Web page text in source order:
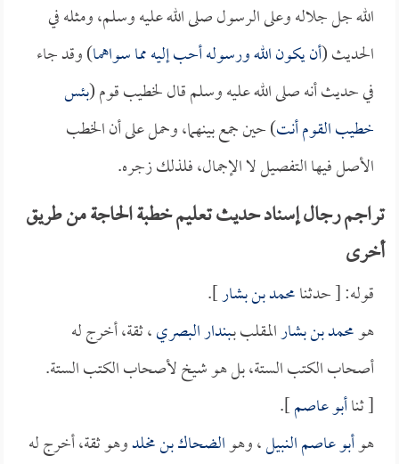
الله جل جلاله وعلى الرسول صلى الله عليه وسلم، ومثله في
الحديث (أن يكون الله ورسوله أحب إليه مما سواهما) وقد جاء
في حديث أنه صلى الله عليه وسلم قال لخطيب قوم (بئس
خطيب القوم أنت) حين جمع بينهما، وحمل على أن الخطب
الأصل فيها التفصيل لا الإجمال، فلذلك زجره.
تراجم رجال إسناد حديث تعليم خطبة الحاجة من طريق
أخرى
قوله: [ حدثنامحمد بن بشار].
هومحمد بن بشارالمقلب بـبندار البصري، ثقة، أخرج له
أصحاب الكتب الستة، بل هو شيخ لأصحاب الكتب الستة.
[ ثناأبو عاصم].
هوأبو عاصم النبيل، وهوالضحاك بن مخلدوهو ثقة، أخرج له